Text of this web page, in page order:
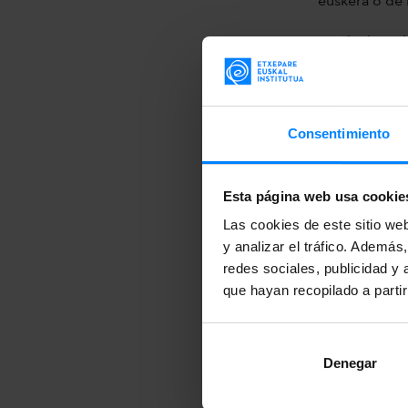
Consentimiento
Esta página web usa
Las cookies de este sitio
y analizar el tráfico.
redes sociales, publicidad y
que hayan recopilado a
Denegar
Tendrá lugar
El objetivo
Sociales, es
como
dichos
La
en el
Se